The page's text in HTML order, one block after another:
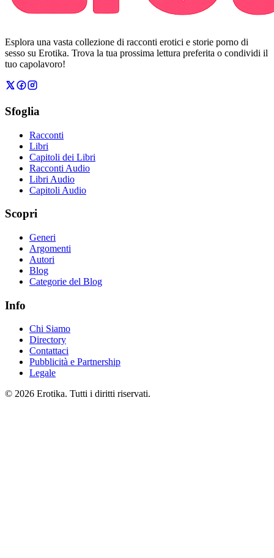
Esplora una vasta collezione di racconti erotici e storie porno di
sesso su Erotika. Trova la tua prossima lettura preferita o condividi il
tuo capolavoro!
Sfoglia
Racconti
Libri
Capitoli dei Libri
Racconti Audio
Libri Audio
Capitoli Audio
Scopri
Generi
Argomenti
Autori
Blog
Categorie del Blog
Info
Chi Siamo
Directory
Contattaci
Pubblicità e Partnership
Legale
© 2026 Erotika. Tutti i diritti riservati.